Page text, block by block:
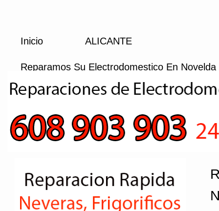
Inicio ALICANTE
Reparamos Su Electrodomestico En Novelda